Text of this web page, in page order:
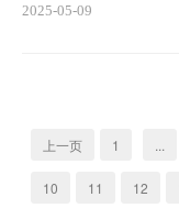
2025-05-09
上一页 1 ...
10 11 12